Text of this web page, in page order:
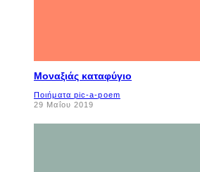
Μοναξιάς καταφύγιο
Ποιήματα pic-a-poem
29 Μαΐου 2019